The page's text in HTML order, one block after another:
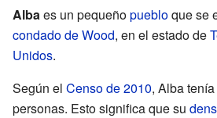
Albaes un pequeñopuebloque se
condado de Wood, en el estado de
Unidos.
Según el Censo de 2010, Alba
personas. Esto significa que su